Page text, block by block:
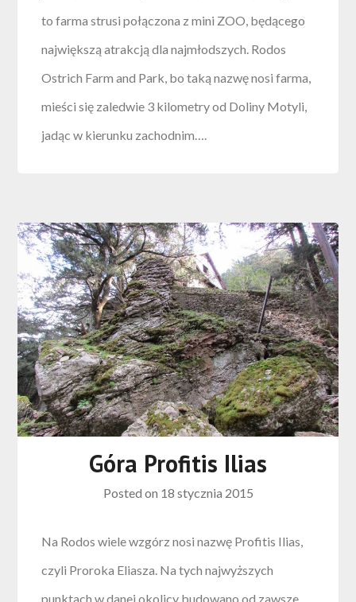
to farma strusi połączona z mini ZOO, będącego
największą atrakcją dla najmłodszych. Rodos
Ostrich Farm and Park, bo taką nazwę nosi farma,
mieści się zaledwie 3 kilometry od Doliny Motyli,
jadąc w kierunku zachodnim….
Góra Profitis Ilias
Posted on 18 stycznia 2015
Na Rodos wiele wzgórz nosi nazwę Profitis Ilias,
czyli Proroka Eliasza. Na tych najwyższych
punktach w danej okolicy budowano od zawsze